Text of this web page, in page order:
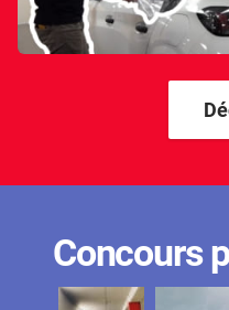
Kandi
Karma
Lada
Concours